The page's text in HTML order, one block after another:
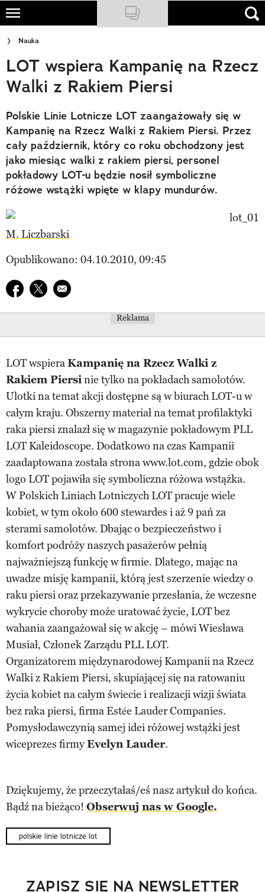
Skip
main
content
NATIONAL GEOGRAPHIC
TRAVELER
PODCASTY
Sklep
Newsletter
Cuda Polski
Wielki Konkurs Fotograficzny
Trendbook Podróżniczy
Nauka
LOT wspiera Kampanię na Rzecz
Walki z Rakiem Piersi
Polskie Linie Lotnicze LOT zaangażowały się w
Kampanię na Rzecz Walki z Rakiem Piersi. Przez
cały październik, który co roku obchodzony jest
jako miesiąc walki z rakiem piersi, personel
pokładowy LOT-u będzie nosił symboliczne
różowe wstążki wpięte w klapy mundurów.
M. Liczbarski
Opublikowano: 04.10.2010, 09:45
Udostępnij na facebook
Udostępnij na twitter
E-mail do przyjaciela
Reklama
LOT wspieraKampanię na Rzecz Walki z
Rakiem Piersinie tylko na pokładach samolotów.
Ulotki na temat akcji dostępne są w biurach LOT-u w
całym kraju. Obszerny materiał na temat profilaktyki
raka piersi znalazł się w magazynie pokładowym PLL
LOT Kaleidoscope. Dodatkowo na czas Kampanii
zaadaptowana została strona www.lot.com, gdzie obok
logo LOT pojawiła się symboliczna różowa wstążka.
W Polskich Liniach Lotniczych LOT pracuje wiele
kobiet, w tym około 600 stewardes i aż 9 pań za
sterami samolotów. Dbając o bezpieczeństwo i
komfort podróży naszych pasażerów pełnią
najważniejszą funkcję w firmie. Dlatego, mając na
uwadze misję kampanii, którą jest szerzenie wiedzy o
raku piersi oraz przekazywanie przesłania, że wczesne
wykrycie choroby może uratować życie, LOT bez
wahania zaangażował się w akcję – mówi Wiesława
Musiał, Członek Zarządu PLL LOT.
Organizatorem międzynarodowej Kampanii na Rzecz
Walki z Rakiem Piersi, skupiającej się na ratowaniu
życia kobiet na całym świecie i realizacji wizji świata
bez raka piersi, firma Estée Lauder Companies.
Pomysłodawczynią samej idei różowej wstążki jest
wiceprezes firmyEvelyn Lauder.
Dziękujemy, że przeczytałaś/eś nasz artykuł do końca.
Bądź na bieżąco! Obserwuj nas w Google.
polskie linie lotnicze lot
ZAPISZ SIĘ NA NEWSLETTER